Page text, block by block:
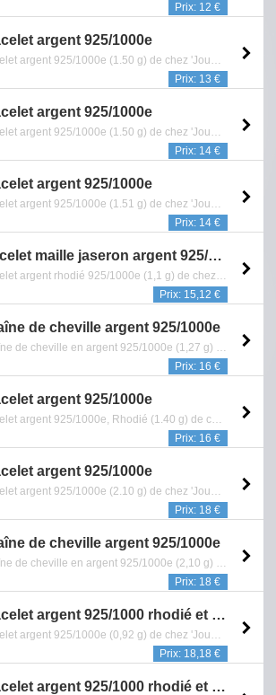
Prix: 12 €
argent 925/1000e
Bracelet argent 925/1000e (1.50 g) de chez 'Jouailla bijoux' (Ref: 318 0798), maille singapour - Dimension: 18 cm - Reference: 0601.870.0113
Prix: 13 €
argent 925/1000e
Bracelet argent 925/1000e (1.50 g) de chez 'Jouailla bijoux' (Ref: 318 0015), orné de cœurs - Dimension: 18 cm - Reference: 0601.806.0113
Prix: 14 €
argent 925/1000e
Bracelet argent 925/1000e (1.51 g) de chez 'Jouailla bijoux' (Ref: 318 0732) - Dimension: 18 cm - Reference: 0601.861.0113
Prix: 14 €
bracelet maille jaseron argent 925/1000
Bracelet argent rhodié 925/1000e (1,1 g) de chez 'Jouailla Bijoux' (Ref: 31812576) - Longueur: 19 cm - Garantie 5 ans contre tout vice de fabrication - Collection Noir sur Blanc - Reference: 0601.155.0517
Prix: 15,12 €
de cheville argent 925/1000e
Chaîne de cheville en argent 925/1000e (1,27 g) de chez 'Jouailla bijoux' (Ref: 311 328) - Maille forçat - Longueur: 25 cm - Reference: 1605.022.0514
Prix: 16 €
argent 925/1000e
Bracelet argent 925/1000e, Rhodié (1.40 g) de chez 'Jouailla bijoux' (Ref: 318 0635) - Dimension: 18 cm - Reference: 0601.827.0113
Prix: 16 €
argent 925/1000e
Bracelet argent 925/1000e (2.10 g) de chez 'Jouailla bijoux' (Ref: 318 0010), orné d'un cœur - Dimension: 18 cm - Reference: 0601.796.0113
Prix: 18 €
de cheville argent 925/1000e
Chaîne de cheville en argent 925/1000e (2,10 g) de chez 'Jouailla bijoux' (Ref: 311 305) - Maille Singapour (2 mm) - Longueur: 25 cm - Reference: 1605.019.0514
Prix: 18 €
Bracelet argent 925/1000 rhodié et boules recouvertes d'émail rouge (31812833ROU)
Bracelet argent 925/1000e (0,92 g) de chez 'Jouailla Bijoux' (Ref: 31812833ROU) - Longueur: 16 cm - Garantie 5 ans contre tout vice de fabrication - Reference: 0601.004.6120
Prix: 18,18 €
Bracelet argent 925/1000 rhodié et boules recouvertes d'émail orange (31812833O)